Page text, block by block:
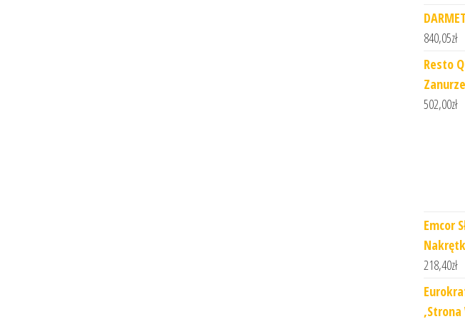
840,05zł
Resto
502,00zł
Emcor
218,40zł
,Strona